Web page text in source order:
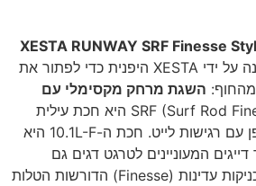
XESTA RUNWAY SRF Finesse
– חכה מהפכנית שתוכננה על ידי XESTA היפנית כדי לפתור את
השגת מרחק מקסימלי עם
. ה-SRF (Surf Rod Finesse) היא חכת עילית
המשלבת אורך יוצא דופן עם רגישות לייט. חכת ה-10.1L-F היא
המעוניינים לטרגט דגים גם
רחוקים, ולהשתמש בטכניקות עדינות (Finesse) הדורשות הטלות